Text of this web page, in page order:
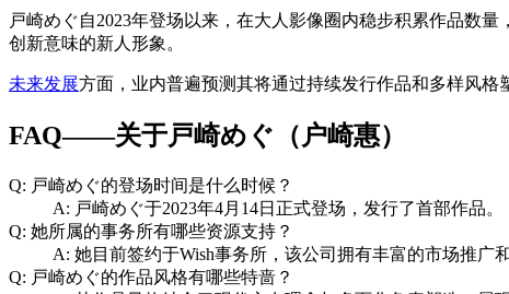
戸崎めぐ自2023年登场以来，在大人影像圈内稳步积累作品数
创新意味的新人形象。
未来发展方面，业内普遍预测其将通过持续发行作品和多样风格
FAQ——关于戸崎めぐ（户崎惠）
Q: 戸崎めぐ的登场时间是什么时候？
A: 戸崎めぐ于2023年4月14日正式登场，发行了首部作品。
Q: 她所属的事务所有哪些资源支持？
A: 她目前签约于Wish事务所，该公司拥有丰富的市场推广
Q: 戸崎めぐ的作品风格有哪些特啬？